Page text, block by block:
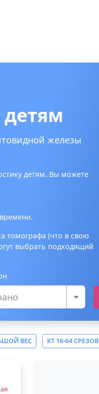
железы
детям. Вы можете
томографа (что в свою
выбрать подходящий
ВЕС КТ 16-64 СРЕЗОВ